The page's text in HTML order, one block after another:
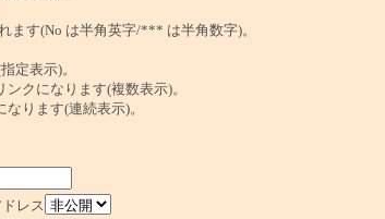
す(No は半角英字/*** は半角数字)。
定表示)。
クになります(複数表示)。
ります(連続表示)。
レス